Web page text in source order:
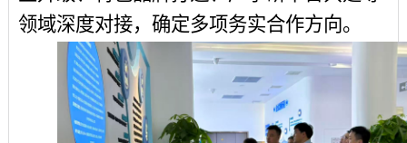
领域深度对接，确定多项务实合作方向。